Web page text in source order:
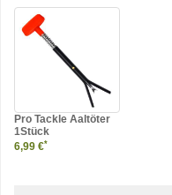
Pro Tackle Aaltöter
1Stück
6,99 €*